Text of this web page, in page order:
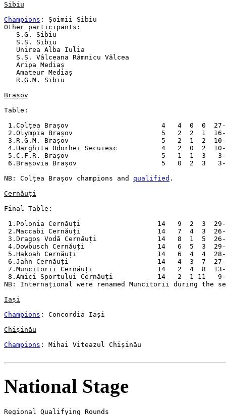
Sibiu
Champions : Șoimii Sibiu
Other participants:
   S.G. Sibiu
   S.S. Sibiu
   Unirea Alba Iulia
   S.S. Vâlceana Râmnicu Vâlcea
   Aripa Mediaș
   Amateur Mediaș
   R.G.M. Sibiu
Brașov
Table:
1.Colțea Brașov                       4   4  0  0
2.Olympia Brașov                      5   2  2  1
3.R.G.M. Brașov                       5   2  1  2  10-
4.Harghita Odorhei Secuiesc           4   2  0  2
5.C.F.R. Brașov                       5   1  1  3   3-
6.Brașovia Brașov                     5   0  2  3   3-
NB: Colțea Brașov champions and qualified .
Cernăuți
Final Table:
1.Polonia Cernăuți                   14   9  2  3
2.Maccabi Cernăuți                   14   7  4  3  26-
3.Dragoș Vodă Cernăuți               14   8  1  5  26-
4.Dowbusch Cernăuți                  14   6  5  3  29-
5.Hakoah Cernăuți                    14   6  4  4  28-
6.Jahn Cernăuți                      14   4  3  7  27-
7.Muncitorii Cernăuți                14   2  4  8  13-
8.Amici Sportului Cernăuți           14   2  1 11
NB: Internațional were renamed Muncitorii during the
Iași
Champions : Concordia Iași
Chișinău
Champions : Mihai Viteazul Chișinău
National Stage
Regional Qualifying Rounds